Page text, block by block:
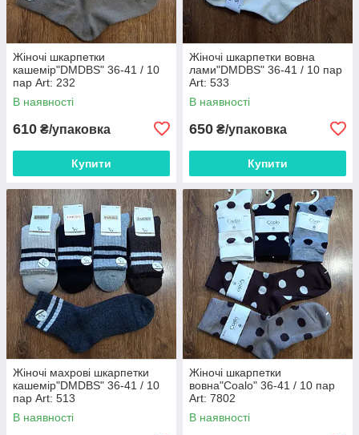
Жіночі шкарпетки
кашемір"DMDBS" 36-41 / 10
пар Art: 232
В наявності
610 ₴/упаковка
Купити
Жіночі шкарпетки вовна
лами"DMDBS" 36-41 / 10 пар
Art: 533
В наявності
650 ₴/упаковка
Купити
Жіночі махрові шкарпетки
кашемір"DMDBS" 36-41 / 10
пар Art: 513
В наявності
Жіночі шкарпетки
вовна"Coalo" 36-41 / 10 пар
Art: 7802
В наявності